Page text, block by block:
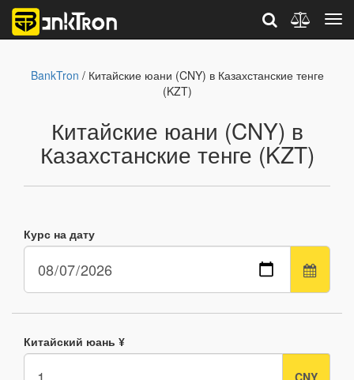
BankTron / Китайские юани (CNY) в Казахстанские тенге
(KZT)
Китайские юани (CNY) в
Казахстанские тенге (KZT)
Курс на дату
Китайский юань ¥